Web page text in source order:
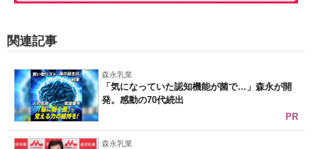
関連記事
森永乳業
「気になっていた認知機能が菌で…」森永が開
発。感動の70代続出
PR
森永乳業